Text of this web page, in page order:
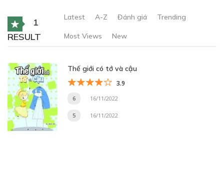
1
RESULT
Latest A-Z Đánh giá Trending
Most Views New
Thế giới có tớ và cậu
3.9
6 16/11/2022
5 16/11/2022